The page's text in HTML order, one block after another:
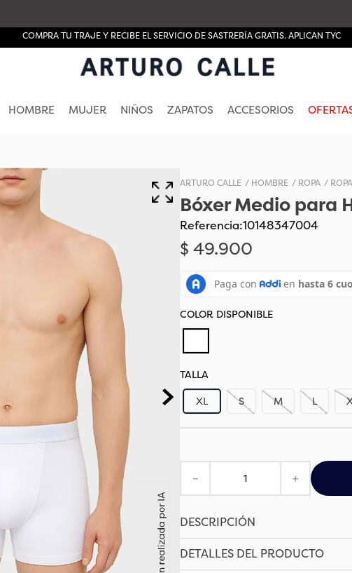
COMPRA TU TRAJE Y RECIBE EL SERVICIO DE SASTRERÍA GRATIS. APLICAN TYC
HOMBRE MUJER NIÑOS ZAPATOS ACCESORIOS
HOMBRE ROPA
Bóxer Medio para
Referencia:10148347004
$ 49.900
TALLA
S M L
XL
＋
－
DESCRIPCIÓN
DETALLES DEL PRODUCTO